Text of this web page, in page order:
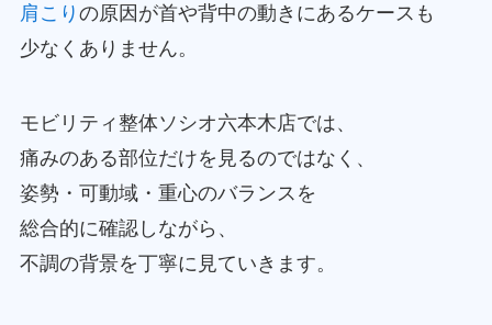
肩こり の原因が首や背中の動きにあるケースも
少なくありません。
モビリティ整体ソシオ六本木店では、
痛みのある部位だけを見るのではなく、
姿勢・可動域・重心のバランスを
総合的に確認しながら、
不調の背景を丁寧に見ていきます。